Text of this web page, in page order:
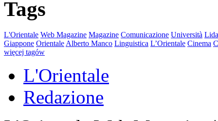
Tags
L'Orientale Web Magazine Magazine Comunicazione Università
Giappone Orientale Alberto Manco Linguistica L’Orientale Cinema
więcej tagów
L'Orientale
Redazione